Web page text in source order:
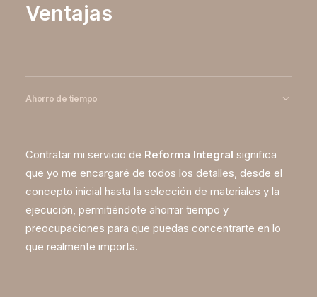
Ventajas
Ahorro de tiempo
Contratar mi servicio de Reforma Integral significa
que yo me encargaré de todos los detalles, desde el
concepto inicial hasta la selección de materiales y la
ejecución, permitiéndote ahorrar tiempo y
preocupaciones para que puedas concentrarte en lo
que realmente importa.